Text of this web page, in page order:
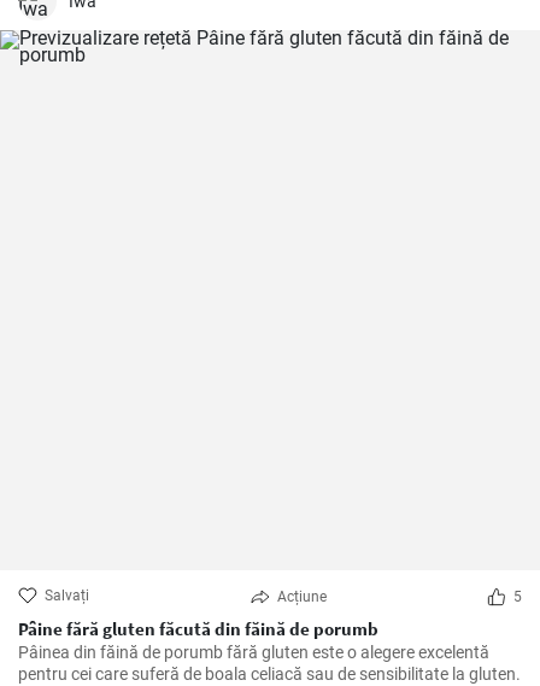
Salvați Acțiune 5
Pâine fără gluten făcută din făină de porumb
Pâinea din făină de porumb fără gluten este o alegere excelentă
pentru cei care suferă de boala celiacă sau de sensibilitate la gluten.